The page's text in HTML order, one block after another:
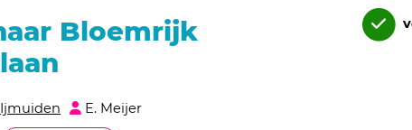
Bloemrijk
E. Meijer